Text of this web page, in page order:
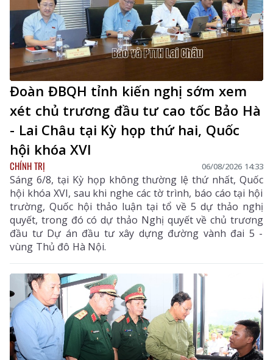
Đoàn ĐBQH tỉnh kiến nghị sớm xem
xét chủ trương đầu tư cao tốc Bảo Hà
- Lai Châu tại Kỳ họp thứ hai, Quốc
hội khóa XVI
CHÍNH TRỊ 06/08/2026 14:33
Sáng 6/8, tại Kỳ họp không thường lệ thứ nhất, Quốc
hội khóa XVI, sau khi nghe các tờ trình, báo cáo tại hội
trường, Quốc hội thảo luận tại tổ về 5 dự thảo nghị
quyết, trong đó có dự thảo Nghị quyết về chủ trương
đầu tư Dự án đầu tư xây dựng đường vành đai 5 -
vùng Thủ đô Hà Nội.